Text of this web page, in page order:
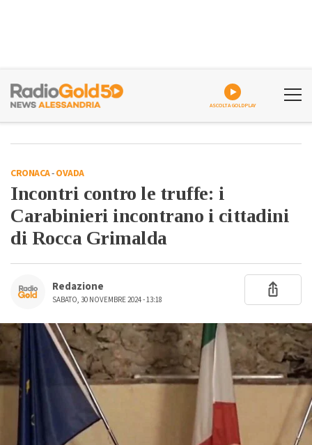
ASCOLTA GOLDPLAY
CRONACA-OVADA
Incontri contro le truffe: i
Carabinieri incontrano i cittadini
di Rocca Grimalda
Redazione
SABATO, 30 NOVEMBRE 2024 - 13:18